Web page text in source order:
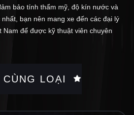
bảo tính thẩm mỹ, độ kín nước và
bạn nên mang xe đến các đại lý
Nam để được kỹ thuật viên chuyên
LOẠI